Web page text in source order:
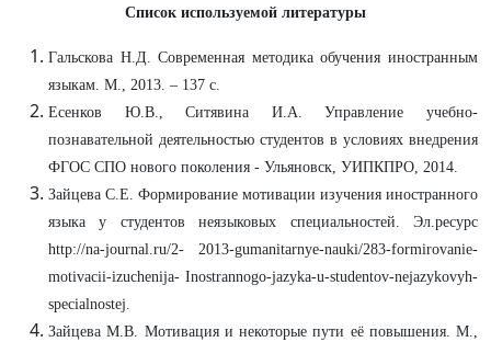
Список используемой литературы
Гальскова Н.Д. Современная методика обучения иностранным
языкам. М., 2013. – 137 с.
Есенков Ю.В., Ситявина И.А. Управление учебно-
познавательной деятельностью студентов в условиях внедрения
ФГОС СПО нового поколения - Ульяновск, УИПКПРО, 2014.
Зайцева С.Е. Формирование мотивации изучения иностранного
языка у студентов неязыковых специальностей. Эл.ресурс
http://na-journal.ru/2- 2013-gumanitarnye-nauki/283-formirovanie-
motivacii-izuchenija- Inostrannogo-jazyka-u-studentov-nejazykovyh-
specialnostej.
Зайцева М.В. Мотивация и некоторые пути её повышения. М.,